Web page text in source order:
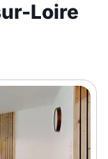
Loire